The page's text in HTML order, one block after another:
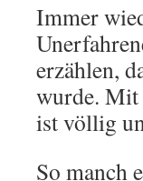
Immer
erzählen,
wurde.
ist völlig
So manch